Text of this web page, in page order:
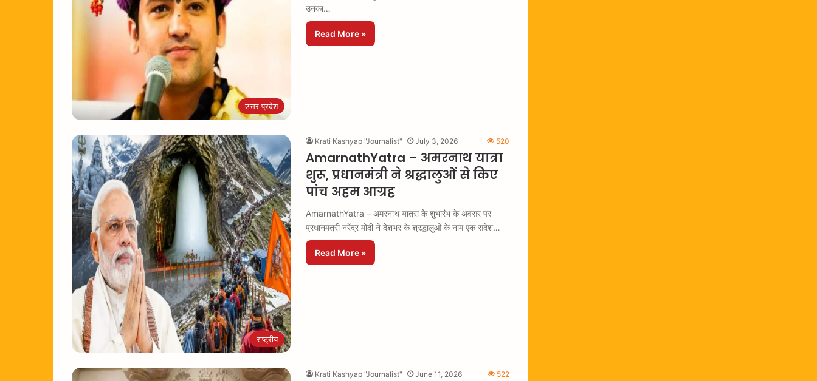
उत्तर प्रदेश
उनका…
Read More »
राष्ट्रीय
Krati Kashyap "Journalist" July 3, 2026 520
AmarnathYatra – अमरनाथ यात्रा
शुरू, प्रधानमंत्री ने श्रद्धालुओं से किए
पांच अहम आग्रह
AmarnathYatra – अमरनाथ यात्रा के शुभारंभ के अवसर पर
प्रधानमंत्री नरेंद्र मोदी ने देशभर के श्रद्धालुओं के नाम एक संदेश…
Read More »
Krati Kashyap "Journalist" June 11, 2026 522